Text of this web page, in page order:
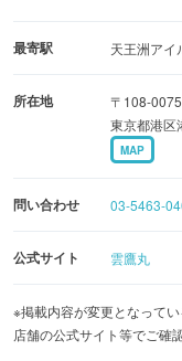
最寄駅 天王洲アイ
所在地
〒108-0075
東京都港区
MAP
問い合わせ 03-5463-
公式サイト 雲鷹丸
※掲載内容が変更となって
店舗の公式サイト等でご確